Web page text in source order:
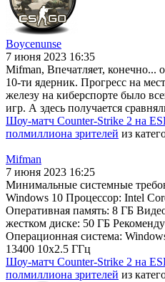
Boycenunse
7 июня 2023 16:35
Mifman, Впечатляет, конечно...
10-ти ядерник. Прогресс на
железу на киберспорте было
игр. А здесь получается
Шоу-матч Counter-Strike 2 на
полмиллиона зрителей из
Mifman
7 июня 2023 16:25
Минимальные системные
Windows 10 Процессор: Intel
Оперативная память: 8 ГБ
жестком диске: 50 ГБ
Операционная система:
13400 10x2.5 ГГц
Шоу-матч Counter-Strike 2 на
полмиллиона зрителей из